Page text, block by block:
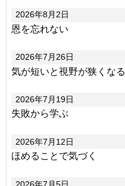
2026年8月2日
恩を忘れない
2026年7月26日
気が短いと視野が狭くなる
2026年7月19日
失敗から学ぶ
2026年7月12日
ほめることで気づく
2026年7月5日